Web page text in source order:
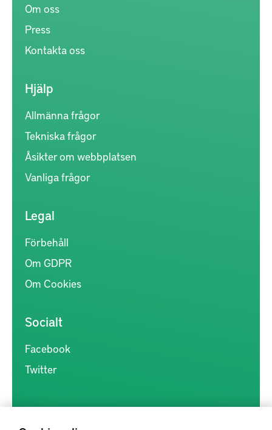
Om oss
Press
Kontakta oss
Hjälp
Allmänna frågor
Tekniska frågor
Åsikter om webbplatsen
Vanliga frågor
Legal
Förbehåll
Om GDPR
Om Cookies
Socialt
Facebook
Twitter